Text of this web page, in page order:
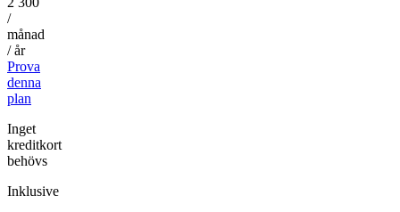
/
månad
/ år
Prova
denna
plan
Inget
kreditkort
behövs
Inklusive